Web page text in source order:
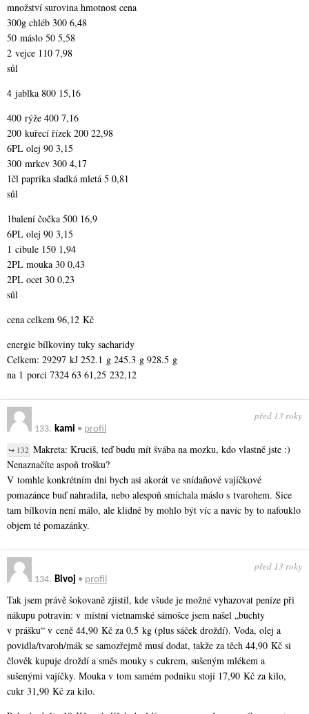
množství surovina hmotnost cena
300g chléb 300 6,48
50 máslo 50 5,58
2 vejce 110 7,98
sůl
4 jablka 800 15,16
400 rýže 400 7,16
200 kuřecí řízek 200 22,98
6PL olej 90 3,15
300 mrkev 300 4,17
1čl paprika sladká mletá 5 0,81
sůl
1balení čočka 500 16,9
6PL olej 90 3,15
1 cibule 150 1,94
2PL mouka 30 0,43
2PL ocet 30 0,23
sůl
cena celkem 96,12 Kč
energie bílkoviny tuky sacharidy
Celkem: 29297 kJ 252.1 g 245.3 g 928.5 g
na 1 porci 7324 63 61,25 232,12
133. kami • profil
před 13 roky
↪ 132 Makreta: Kruciš, teď budu mít švába na mozku, kdo vlastně jste :)
Nenaznačíte aspoň trošku?
V tomhle konkrétním dni bych asi akorát ve snídaňové vajíčkové
pomazánce buď nahradila, nebo alespoň smíchala máslo s tvarohem. Sice
tam bílkovin není málo, ale klidně by mohlo být víc a navíc by to nafouklo
objem té pomazánky.
134. Bivoj • profil
před 13 roky
Tak jsem právě šokovaně zjistil, kde všude je možné vyhazovat peníze při
nákupu potravin: v místní vietnamské sámošce jsem našel „buchty
v prášku“ v ceně 44,90 Kč za 0,5 kg (plus sáček droždí). Voda, olej a
povidla/tvaroh/mák se samozřejmě musí dodat, takže za těch 44,90 Kč si
člověk kupuje droždí a směs mouky s cukrem, sušeným mlékem a
sušenými vajíčky. Mouka v tom samém podniku stojí 17,90 Kč za kilo,
cukr 31,90 Kč za kilo.